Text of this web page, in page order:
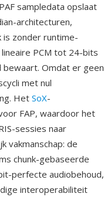
sampledata opslaat
architecturen,
zonder runtime-
PCM tot 24-bits
Omdat er geen
met nul
Het SoX-
FAP, waardoor het
sessies naar
vakmanschap: de
chunk-gebaseerde
perfecte audiobehoud,
interoperabiliteit